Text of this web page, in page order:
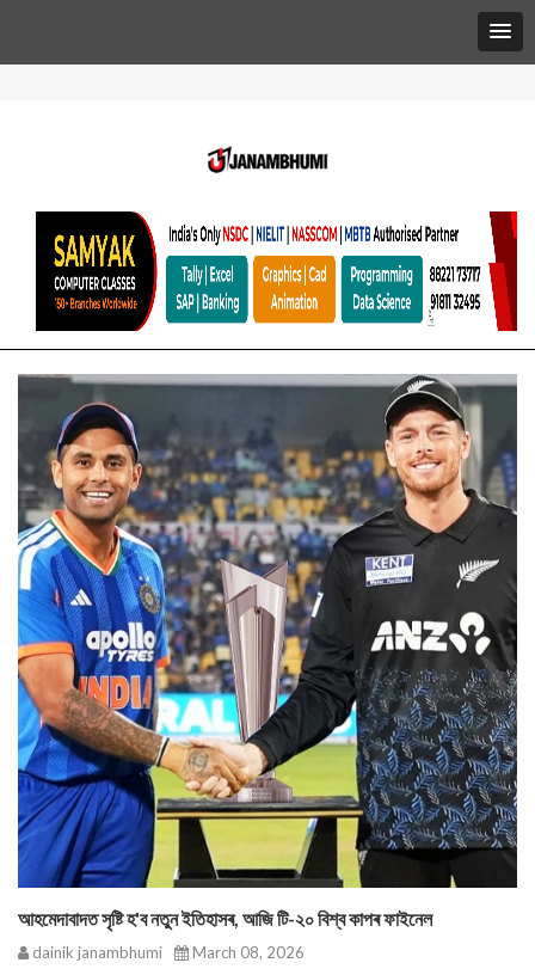
আহমেদাবাদত সৃষ্টি হ'ব নতুন ইতিহাসৰ, আজি টি-২০ বিশ্ব কাপৰ ফাইনেল
dainik janambhumi March 08, 2026